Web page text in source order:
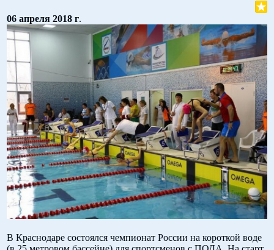
06 апреля 2018 г.
В Краснодаре состоялся чемпионат России на короткой воде